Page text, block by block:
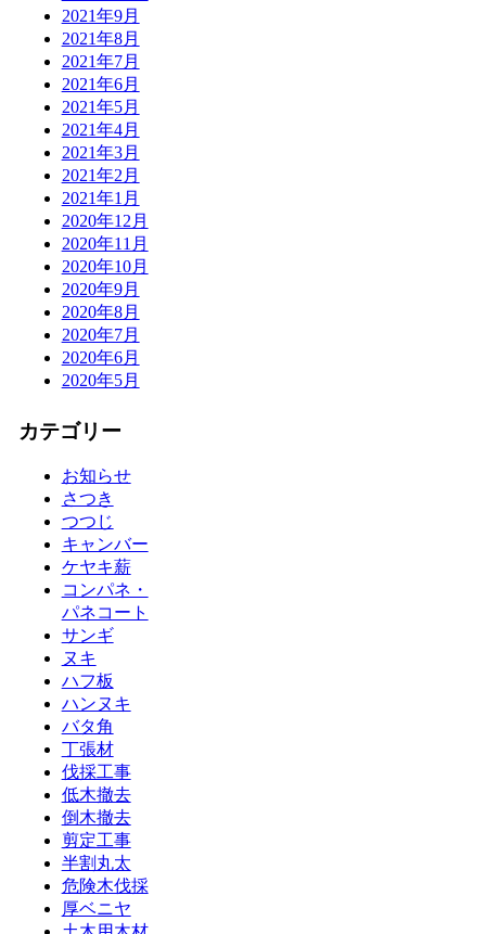
2021年9月
2021年8月
2021年7月
2021年6月
2021年5月
2021年4月
2021年3月
2021年2月
2021年1月
2020年12月
2020年11月
2020年10月
2020年9月
2020年8月
2020年7月
2020年6月
2020年5月
カテゴリー
お知らせ
さつき
つつじ
キャンバー
ケヤキ薪
コンパネ・
パネコート
サンギ
ヌキ
ハフ板
ハンヌキ
バタ角
丁張材
伐採工事
低木撤去
倒木撤去
剪定工事
半割丸太
危険木伐採
厚ベニヤ